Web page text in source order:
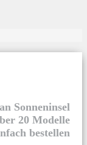
Sonneninsel
20 Modelle
bestellen